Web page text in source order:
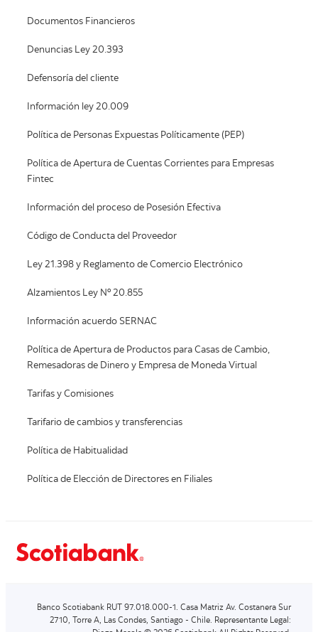
Documentos Financieros
Denuncias Ley 20.393
Defensoría del cliente
Información ley 20.009
Política de Personas Expuestas Políticamente (PEP)
Política de Apertura de Cuentas Corrientes para Empresas
Fintec
Información del proceso de Posesión Efectiva
Código de Conducta del Proveedor
Ley 21.398 y Reglamento de Comercio Electrónico
Alzamientos Ley Nº 20.855
Información acuerdo SERNAC
Política de Apertura de Productos para Casas de Cambio,
Remesadoras de Dinero y Empresa de Moneda Virtual
Tarifas y Comisiones
Tarifario de cambios y transferencias
Política de Habitualidad
Política de Elección de Directores en Filiales
Banco Scotiabank RUT 97.018.000-1. Casa Matriz Av. Costanera Sur
2710, Torre A, Las Condes, Santiago - Chile. Representante Legal: